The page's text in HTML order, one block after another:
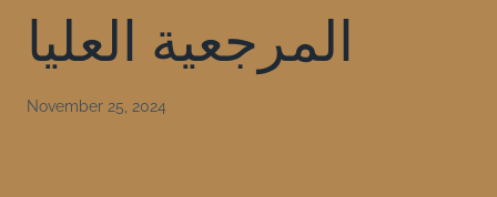
المرجعية العليا
November 25, 2024